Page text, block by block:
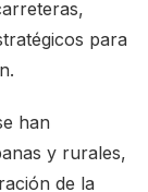
para
han
y rurales,
de la